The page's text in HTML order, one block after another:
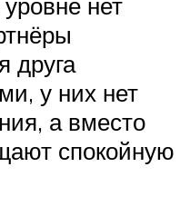
друга
у них нет
а вместо
спокойную